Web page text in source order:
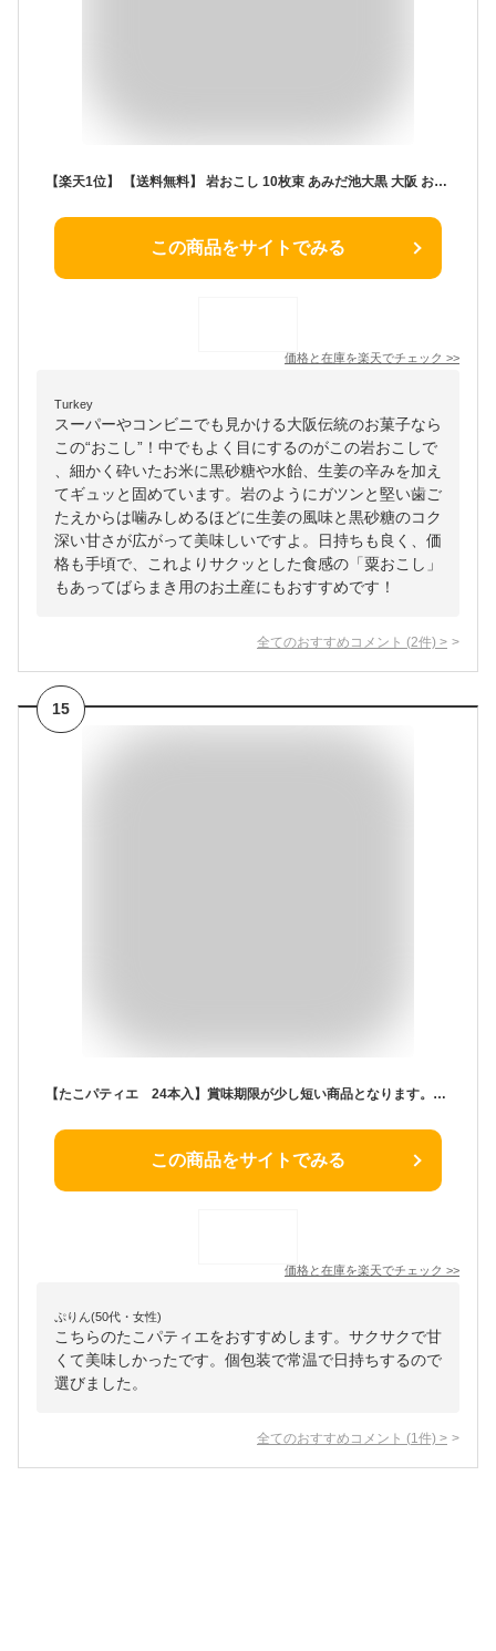
【楽天1位】 【送料無料】 岩おこし 10枚束 あみだ池大黒 大阪 お土産 大阪 お土産 おこし 大阪名物 ギフト 内祝
この商品をサイトでみる
価格と在庫を楽天でチェック >>
Turkey
スーパーやコンビニでも見かける大阪伝統のお菓子なら
この“おこし”！中でもよく目にするのがこの岩おこしで
、細かく砕いたお米に黒砂糖や水飴、生姜の辛みを加え
てギュッと固めています。岩のようにガツンと堅い歯ご
たえからは噛みしめるほどに生姜の風味と黒砂糖のコク
深い甘さが広がって美味しいですよ。日持ちも良く、価
格も手頃で、これよりサクッとした食感の「粟おこし」
もあってばらまき用のお土産にもおすすめです！
全てのおすすめコメント (2件) >
15
【たこパティエ 24本入】賞味期限が少し短い商品となります。気になる場合は先にお問合せください 大阪お土産 みやげ 関西限定 たこぱてぃえ たこ焼き たこやき 風味 パイ菓子 人気 お取り寄せ プレゼント 個包装 タコパティエ
この商品をサイトでみる
価格と在庫を楽天でチェック >>
ぷりん(50代・女性)
こちらのたこパティエをおすすめします。サクサクで甘
くて美味しかったです。個包装で常温で日持ちするので
選びました。
全てのおすすめコメント (1 件) >